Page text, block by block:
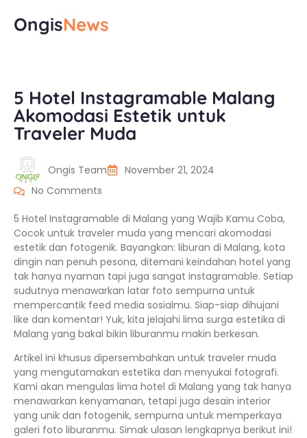
OngisNews
5 Hotel Instagramable Malang
Akomodasi Estetik untuk
Traveler Muda
Ongis Team
November 21, 2024
No Comments
5 Hotel Instagramable di Malang yang Wajib Kamu Coba,
Cocok untuk traveler muda yang mencari akomodasi
estetik dan fotogenik. Bayangkan: liburan di Malang, kota
dingin nan penuh pesona, ditemani keindahan hotel yang
tak hanya nyaman tapi juga sangat instagramable. Setiap
sudutnya menawarkan latar foto sempurna untuk
mempercantik feed media sosialmu. Siap-siap dihujani
like dan komentar! Yuk, kita jelajahi lima surga estetika di
Malang yang bakal bikin liburanmu makin berkesan.
Artikel ini khusus dipersembahkan untuk traveler muda
yang mengutamakan estetika dan menyukai fotografi.
Kami akan mengulas lima hotel di Malang yang tak hanya
menawarkan kenyamanan, tetapi juga desain interior
yang unik dan fotogenik, sempurna untuk memperkaya
galeri foto liburanmu. Simak ulasan lengkapnya berikut ini!